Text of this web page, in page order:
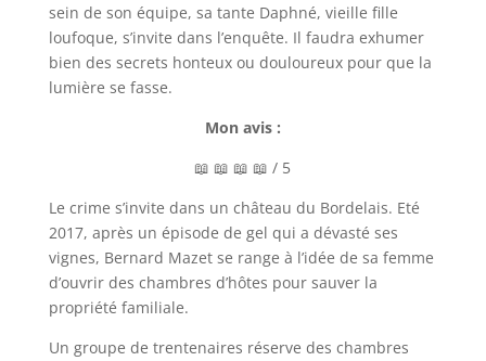
sein de son équipe, sa tante Daphné, vieille fille
loufoque, s’invite dans l’enquête. Il faudra exhumer
bien des secrets honteux ou douloureux pour que la
lumière se fasse.
Mon avis :
📖 📖 📖 📖 / 5
Le crime s’invite dans un château du Bordelais. Eté
2017, après un épisode de gel qui a dévasté ses
vignes, Bernard Mazet se range à l’idée de sa femme
d’ouvrir des chambres d’hôtes pour sauver la
propriété familiale.
Un groupe de trentenaires réserve des chambres